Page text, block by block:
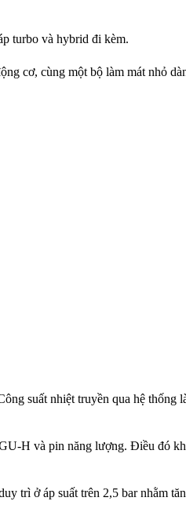
turbo và hybrid đi kèm.
cơ, cùng một bộ làm mát nhỏ
suất nhiệt truyền qua hệ thống
H và pin năng lượng. Điều đó
ở áp suất trên 2,5 bar nhằm